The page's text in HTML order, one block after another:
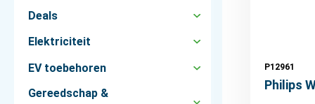
Deals
Elektriciteit
EV toebehoren
Gereedschap &
P12961
Philips